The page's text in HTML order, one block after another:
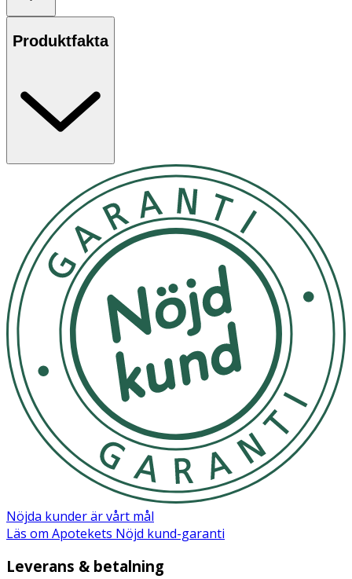
ett matt och slätt utseende med denna revolutionerande,
djuprenande, avtvättbara sheetmask.
försiktigt utsidan på påsen för att blanda innehållet väl.
2. Ta sedan ur masken och vik ut den. Applicera den på
ett torrt ansikte i linje med ansiktsformen. 3. Låt verka i
stigit tillräckligt. 4. Skölj ansiktet med ljummet vatten.
Undvik att förvara produkten i direkt solljus eller hög/låg
temperatur.
OK för gravida och ammande:
Ingredienser:
Water, Disiloxane, Glycerin, Methylpropanediol,
Potassium Cocoyl Glycinate, Acrylates Copolymer, Sodium
Benzoate, Potassium Cocoate, Sodium Cocoyl Apple
Amino Acids, Hexylene Glycol, Tetrasodium Glutamate
Diacetate, Dipropylene Glycol, Hippophae Rhamnoides
Fruit Extract, 1,2-Hexanediol, Illicium Verum (Anise) Fruit
Extract, Butylene Glycol, Charcoal Powder (400mesh),
Allantoin, Dipotassium Glycyrrhizate, Xanthan Gum,
Tromethamine, Hydroxyacetophenone, Disodium EDTA,
Parfum, Titanium Dioxide (CI 77891)
Produktfakta
Nöjda kunder är vårt mål
Läs om Apotekets Nöjd kund-garanti
Leverans & betalning